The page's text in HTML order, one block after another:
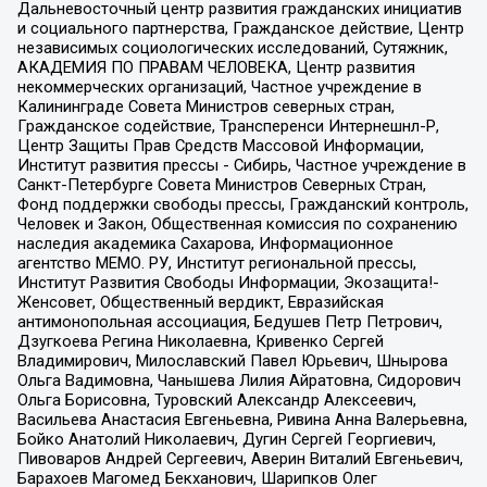
Дальневосточный центр развития гражданских инициатив
и социального партнерства, Гражданское действие, Центр
независимых социологических исследований, Сутяжник,
АКАДЕМИЯ ПО ПРАВАМ ЧЕЛОВЕКА, Центр развития
некоммерческих организаций, Частное учреждение в
Калининграде Совета Министров северных стран,
Гражданское содействие, Трансперенси Интернешнл-Р,
Центр Защиты Прав Средств Массовой Информации,
Институт развития прессы - Сибирь, Частное учреждение в
Санкт-Петербурге Совета Министров Северных Стран,
Фонд поддержки свободы прессы, Гражданский контроль,
Человек и Закон, Общественная комиссия по сохранению
наследия академика Сахарова, Информационное
агентство МЕМО. РУ, Институт региональной прессы,
Институт Развития Свободы Информации, Экозащита!-
Женсовет, Общественный вердикт, Евразийская
антимонопольная ассоциация, Бедушев Петр Петрович,
Дзугкоева Регина Николаевна, Кривенко Сергей
Владимирович, Милославский Павел Юрьевич, Шнырова
Ольга Вадимовна, Чанышева Лилия Айратовна, Сидорович
Ольга Борисовна, Туровский Александр Алексеевич,
Васильева Анастасия Евгеньевна, Ривина Анна Валерьевна,
Бойко Анатолий Николаевич, Дугин Сергей Георгиевич,
Пивоваров Андрей Сергеевич, Аверин Виталий Евгеньевич,
Барахоев Магомед Бекханович, Шарипков Олег